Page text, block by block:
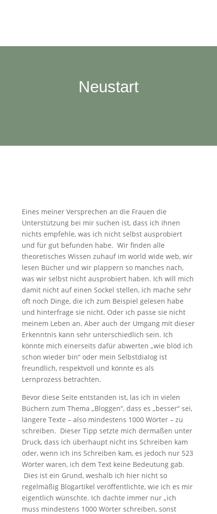
Neustart
Eines meiner Versprechen an die Frauen die
Unterstützung bei mir suchen ist, dass ich ihnen
nichts empfehle, was ich nicht selbst ausprobiert
und für gut befunden habe. Wir finden alle
theoretisches Wissen zuhauf im world wide web, wir
lesen Bücher und wir plappern so manches nach,
was wir selbst nicht ausprobiert haben. Ich will mich
damit nicht auf einen Sockel stellen, ich mache sehr
oft noch Dinge, die ich zum Beispiel gelesen habe
und hinterfrage sie nicht. Oder ich passe sie nicht
meinem Leben an. Aber auch der Umgang mit dieser
Erkenntnis kann sehr unterschiedlich sein. Ich
könnte mich einerseits dafür abwerten „wie blöd ich
schon wieder bin“ oder mein Selbstdialog ist
freundlich, respektvoll und könnte es als
Lernprozess betrachten.
Bevor diese Seite entstanden ist, las ich in vielen
Büchern zum Thema „Bloggen“, dass es „besser“ sei,
längere Texte – also mindestens 1000 Wörter – zu
schreiben. Dieser Tipp setzte mich dermaßen unter
Druck, dass ich überhaupt nicht ins Schreiben kam
oder, wenn ich ins Schreiben kam, es jedoch nur 523
Wörter waren, ich dem Text keine Bedeutung gab.
Dies ist ein Grund, weshalb ich hier nicht so
regelmäßig Blogartikel veröffentlichte, wie ich es mir
eigentlich wünschte. Ich dachte immer nur „ich
muss mindestens 1000 Wörter schreiben, sonst